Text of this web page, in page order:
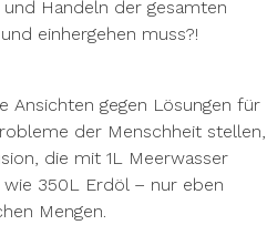
Handeln der gesamten
einhergehen muss?!
Ansichten gegen Lösungen für
der Menschheit stellen,
die mit 1L Meerwasser
wie 350L Erdöl – nur eben
Mengen.